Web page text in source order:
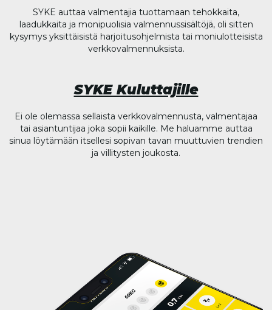
SYKE auttaa valmentajia tuottamaan tehokkaita,
laadukkaita ja monipuolisia valmennussisältöjä, oli sitten
kysymys yksittäisistä harjoitusohjelmista tai moniulotteisista
verkkovalmennuksista.
SYKE Kuluttajille
Ei ole olemassa sellaista verkkovalmennusta, valmentajaa
tai asiantuntijaa joka sopii kaikille. Me haluamme auttaa
sinua löytämään itsellesi sopivan tavan muuttuvien trendien
ja villitysten joukosta.